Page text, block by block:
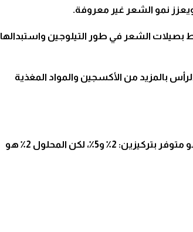
نمو الشعر غير معروفة.
بصيلات الشعر في طور التيلوجين واستبدالها
بالمزيد من الأكسجين والمواد المغذية
عند الذكور والإناث على حد سواء وهو متوفر بتركيزين: 2٪ و5٪، لكن المحلول 2٪ هو